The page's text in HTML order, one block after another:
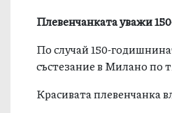
Плевенчанката уважи
По случай 150-
състезание в Милано по
Красивата плевенчанка